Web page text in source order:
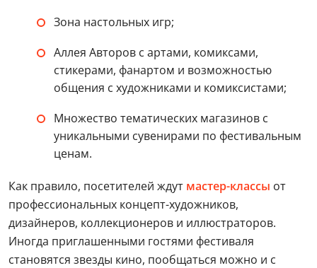
Зона настольных игр;
Аллея Авторов с артами, комиксами,
стикерами, фанартом и возможностью
общения с художниками и комиксистами;
Множество тематических магазинов с
уникальными сувенирами по фестивальным
ценам.
Как правило, посетителей ждут мастер-классы от
профессиональных концепт-художников,
дизайнеров, коллекционеров и иллюстраторов.
Иногда приглашенными гостями фестиваля
становятся звезды кино, пообщаться можно и с